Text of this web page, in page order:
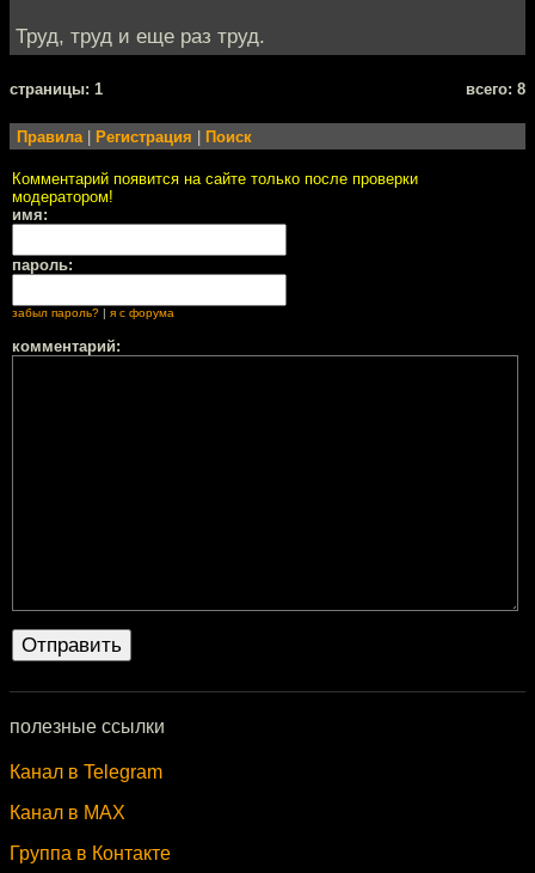
Труд, труд и еще раз труд.
cтраницы: 1 всего: 8
Правила| Регистрация Поиск
Комментарий появится на сайте только после проверки
модератором!
имя:
пароль:
забыл пароль? | я с форума
комментарий:
полезные ссылки
Канал в Telegram
Канал в MAX
Группа в Контакте